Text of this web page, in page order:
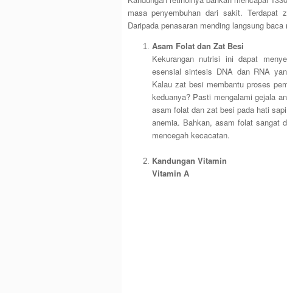
masa penyembuhan dari sakit. Terdapat
Daripada penasaran mending langsung
Asam Folat dan Zat Besi
Kekurangan nutrisi ini dapat
esensial sintesis DNA dan RNA
Kalau zat besi membantu proses
keduanya? Pasti mengalami gejala
asam folat dan zat besi pada hati
anemia. Bahkan, asam folat sangat
mencegah kecacatan.
Kandungan Vitamin
Vitamin A